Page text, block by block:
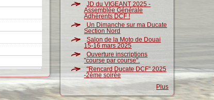
JD du VIGEANT 2025 -
Assemblée Générale
Adhérents DCF !
Un Dimanche sur ma Ducate
Section Nord
Salon de la Moto de Douai
15-16 mars 2025
Ouverture inscriptions
"course par course".
"Rencard Ducate DCF" 2025
-2ème soirée
Plus